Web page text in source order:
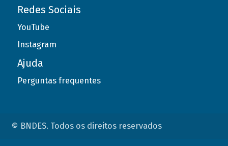
Redes Sociais
YouTube
Instagram
Ajuda
Perguntas frequentes
© BNDES. Todos os direitos reservados